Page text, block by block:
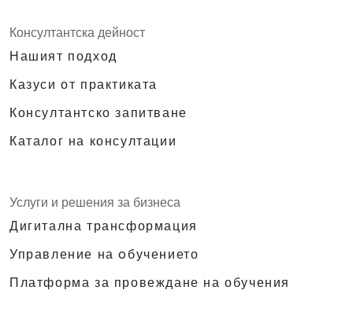
Консултантска дейност
Нашият подход
Казуси от практиката
Консултантско запитване
Каталог на консултации
Услуги и решения за бизнеса
Дигитална трансформация
Управление на oбучението
Платформа за провеждане на обучения